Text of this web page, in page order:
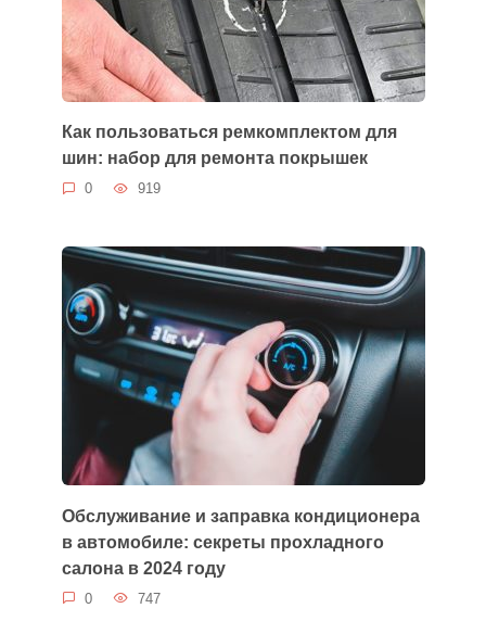
Как пользоваться ремкомплектом для
шин: набор для ремонта покрышек
0 919
Обслуживание и заправка кондиционера
в автомобиле: секреты прохладного
салона в 2024 году
0 747